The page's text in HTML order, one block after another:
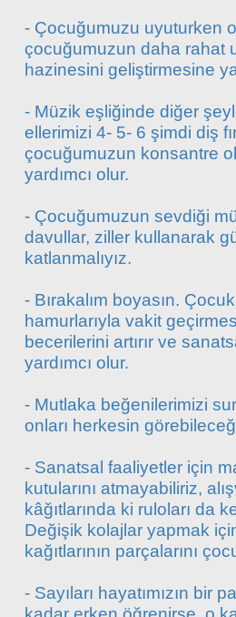
- Çocuğumuzu uyuturken
çocuğumuzun daha rahat
hazinesini geliştirmesine
- Müzik eşliğinde diğer
ellerimizi 4- 5- 6 şimdi diş
çocuğumuzun konsantre
yardımcı olur.
- Çocuğumuzun sevdiği
davullar, ziller kullanarak
katlanmalıyız.
- Bırakalım boyasın.
hamurlarıyla vakit
becerilerini artırır ve
yardımcı olur.
- Mutlaka beğenilerimizi
onları herkesin
- Sanatsal faaliyetler için
kutularını atmayabiliriz,
kâğıtlarında ki ruloları da
Değişik kolajlar yapmak
kağıtlarının parçalarını
- Sayıları hayatımızın bir